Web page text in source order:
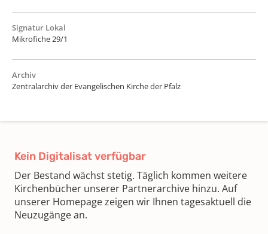
Signatur Lokal
Mikrofiche 29/1
Archiv
Zentralarchiv der Evangelischen Kirche der Pfalz
Kein Digitalisat verfügbar
Der Bestand wächst stetig. Täglich kommen weitere
Kirchenbücher unserer Partnerarchive hinzu. Auf
unserer Homepage zeigen wir Ihnen tagesaktuell die
Neuzugänge an.